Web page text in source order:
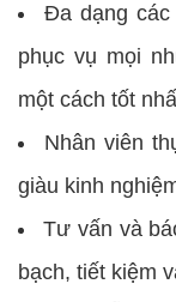
Đa dạng các
phục vụ mọi
một cách tốt
Nhân viên
giàu kinh
Tư vấn và
bạch, tiết kiệm